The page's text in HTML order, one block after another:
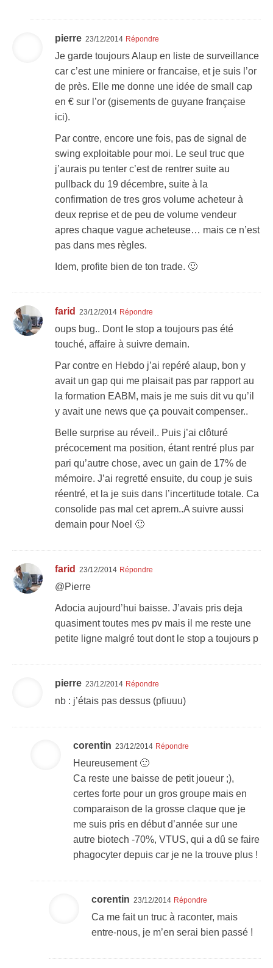
pierre 23/12/2014 Répondre
Je garde toujours Alaup en liste de surveillance
car c’est une miniere or francaise, et je suis l’or
de près. Elle me donne une idée de small cap
en € sur l’or (gisements de guyane française
ici).
Par contre, encore une fois, pas de signal de
swing exploitable pour moi. Le seul truc que
j’aurais pu tenter c’est de rentrer suite au
pullback du 19 décembre, suite à la
confirmation de tres gros volume acheteur à
deux reprise et de peu de volume vendeur
apres chaque vague acheteuse… mais ce n’est
pas dans mes règles.
Idem, profite bien de ton trade. 🙂
farid 23/12/2014 Répondre
oups bug.. Dont le stop a toujours pas été
touché, affaire à suivre demain.
Par contre en Hebdo j’ai repéré alaup, bon y
avait un gap qui me plaisait pas par rapport au
la formation EABM, mais je me suis dit vu qu’il
y avait une news que ça pouvait compenser..
Belle surprise au réveil.. Puis j’ai clôturé
précocement ma position, étant rentré plus par
pari qu’autre chose, avec un gain de 17% de
mémoire. J’ai regretté ensuite, du coup je suis
réentré, et la je suis dans l’incertitude totale. Ca
consolide pas mal cet aprem..A suivre aussi
demain pour Noel 🙂
farid 23/12/2014 Répondre
@Pierre
Adocia aujourd’hui baisse. J’avais pris deja
quasiment toutes mes pv mais il me reste une
petite ligne malgré tout dont le stop a toujours p
pierre 23/12/2014 Répondre
nb : j’étais pas dessus (pfiuuu)
corentin 23/12/2014 Répondre
Heureusement 🙂
Ca reste une baisse de petit joueur ;),
certes forte pour un gros groupe mais en
comparaison de la grosse claque que je
me suis pris en début d’année sur une
autre biotech -70%, VTUS, qui a dû se faire
phagocyter depuis car je ne la trouve plus !
corentin 23/12/2014 Répondre
Ca me fait un truc à raconter, mais
entre-nous, je m’en serai bien passé !